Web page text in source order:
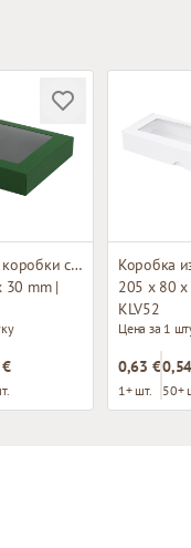
Картонные коробки с окном
30 mm |
205 x 80
KLV52
Цена за 1
0,63 €
1+ шт. 50+